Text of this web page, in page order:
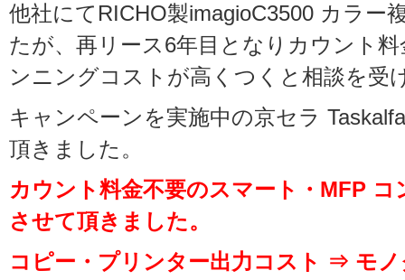
他社にてRICHO製imagioC3500 カラー
たが、再リース6年目となりカウント
ンニングコストが高くつくと相談を受
キャンペーンを実施中の京セラ
頂きました。
カウント料金不要のスマート・MFP コ
させて頂きました。
コピー・プリンター出力コスト ⇒ モ